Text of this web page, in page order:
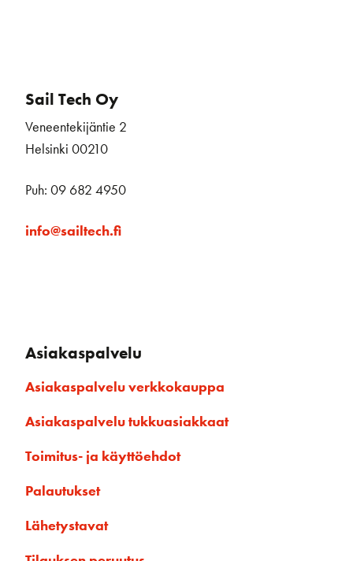
Sail Tech Oy
Veneentekijäntie 2
Helsinki 00210
Puh: 09 682 4950
info@sailtech.fi
Asiakaspalvelu
Asiakaspalvelu verkkokauppa
Asiakaspalvelu tukkuasiakkaat
Toimitus- ja käyttöehdot
Palautukset
Lähetystavat